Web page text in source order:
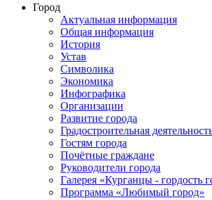
Город
Актуальная информация
Общая информация
История
Устав
Символика
Экономика
Инфографика
Организации
Развитие города
Градостроительная
Гостям города
Почётные граждане
Руководители города
Галерея «Курганцы - гордость
Программа «Любимый город»